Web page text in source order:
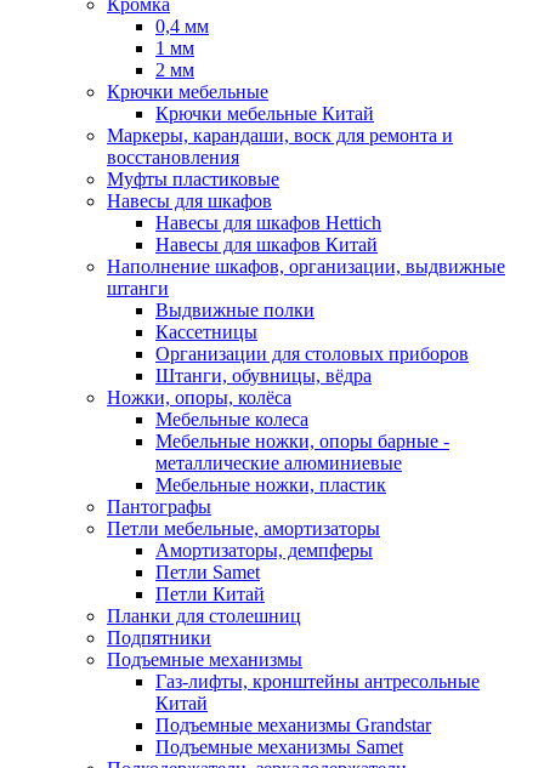
Кромка
0,4 мм
1 мм
2 мм
Крючки мебельные
Крючки мебельные Китай
Маркеры, карандаши, воск для ремонта и
восстановления
Муфты пластиковые
Навесы для шкафов
Навесы для шкафов Hettich
Навесы для шкафов Китай
Наполнение шкафов, организации, выдвижные
штанги
Выдвижные полки
Кассетницы
Организации для столовых приборов
Штанги, обувницы, вёдра
Ножки, опоры, колёса
Мебельные колеса
Мебельные ножки, опоры барные -
металлические алюминиевые
Мебельные ножки, пластик
Пантографы
Петли мебельные, амортизаторы
Амортизаторы, демпферы
Петли Samet
Петли Китай
Планки для столешниц
Подпятники
Подъемные механизмы
Газ-лифты, кронштейны антресольные
Китай
Подъемные механизмы Grandstar
Подъемные механизмы Samet